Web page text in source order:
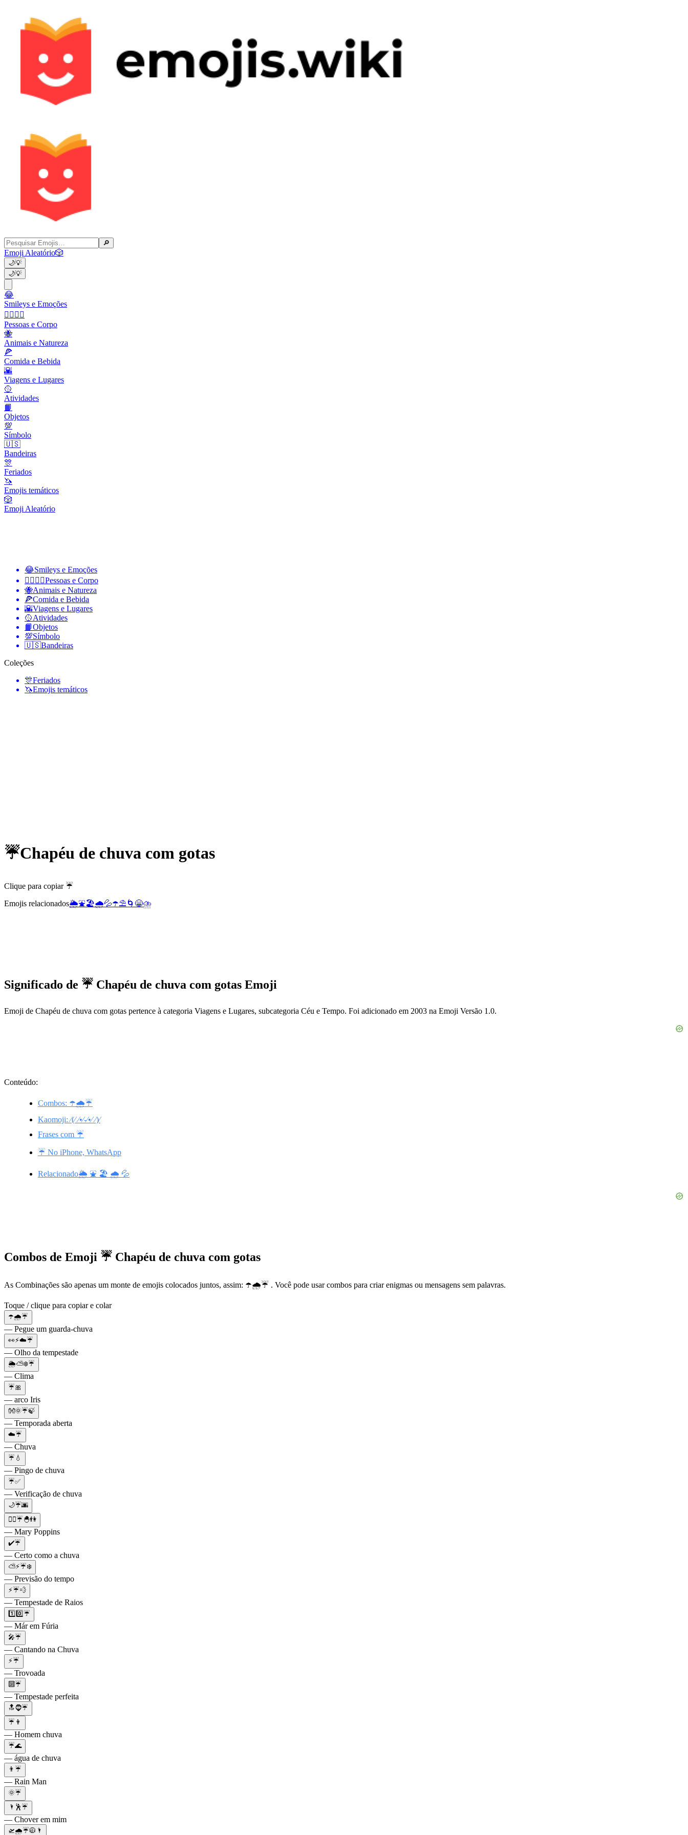
🔎
Emoji Aleatório🎲
🌙💡
🌙💡
😂
Smileys e Emoções
👩‍❤️‍💋‍👨
Pessoas e Corpo
🐝
Animais e Natureza
🍕
Comida e Bebida
🌇
Viagens e Lugares
🥎
Atividades
📙
Objetos
💯
Símbolo
🇺🇸
Bandeiras
🎊
Feriados
🦄
Emojis temáticos
🎲
Emoji Aleatório
😂Smileys e Emoções
👩‍❤️‍💋‍👨Pessoas e Corpo
🐝Animais e Natureza
🍕Comida e Bebida
🌇Viagens e Lugares
🥎Atividades
📙Objetos
💯Símbolo
🇺🇸Bandeiras
Coleções
🎊Feriados
🦄Emojis temáticos
☔Chapéu de chuva com gotas
Clique para copiar ☔
Emojis relacionados🌦️⛲🏖️🌧️💦☂️⛱️🌀 😁⛈️
Significado de ☔ Chapéu de chuva com gotas Emoji
Emoji de Chapéu de chuva com gotas pertence à categoria Viagens e Lugares, subcategoria Céu e Tempo. Foi adicionado em 2003 na Emoji Versão 1.0.
Conteúdo:
Combos: ☂️🌧️☔
Kaomoji: ⁄(⁄ ⁄•⁄-⁄•⁄ ⁄)⁄
Frases com ☔
☔ No iPhone, WhatsApp
Relacionado🌦️ ⛲ 🏖️ 🌧️ 💦
Combos de Emoji ☔ Chapéu de chuva com gotas
As Combinações são apenas um monte de emojis colocados juntos, assim: ☂️🌧️☔ . Você pode usar combos para criar enigmas ou mensagens sem palavras.
Toque / clique para copiar e colar
☂️🌧️☔
— Pegue um guarda-chuva
👀⚡☁️☔
— Olho da tempestade
🌦⛅❄️☔
— Clima
☔🎀
— arco Iris
👐🌞☔🍃
— Temporada aberta
☁️☔
— Chuva
☔💧
— Pingo de chuva
☔✅
— Verificação de chuva
🌙☔🌆
👳‍♀️☔🐣👫
— Mary Poppins
✔️☔
— Certo como a chuva
⛅⚡☔❄️
— Previsão do tempo
⚡☔💨
— Tempestade de Raios
1️⃣0️⃣☔
— Már em Fúria
🎤☔
— Cantando na Chuva
⚡☔
— Trovoada
🔟☔
— Tempestade perfeita
🔝🧔☔
☔👨
— Homem chuva
☔🌊
— água de chuva
👨☔
— Rain Man
🌞☔
🌂🕺☔
— Chover em mim
🛫🌧️☔🧥🌂